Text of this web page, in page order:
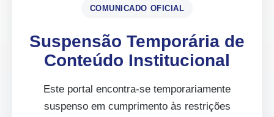
COMUNICADO OFICIAL
Suspensão Temporária de
Conteúdo Institucional
Este portal encontra-se temporariamente
suspenso em cumprimento às restrições